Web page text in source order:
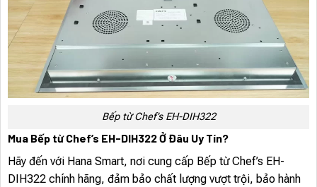
Bếp từ Chef’s EH-DIH322
Mua Bếp từ Chef’s EH-DIH322 Ở Đâu Uy Tín?
Hãy đến với Hana Smart, nơi cung cấp Bếp từ Chef’s EH-
DIH322 chính hãng, đảm bảo chất lượng vượt trội, bảo hành